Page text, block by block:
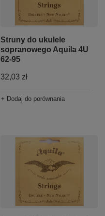
Struny do ukulele
sopranowego Aquila 4U
62-95
32,03 zł
+ Dodaj do porównania